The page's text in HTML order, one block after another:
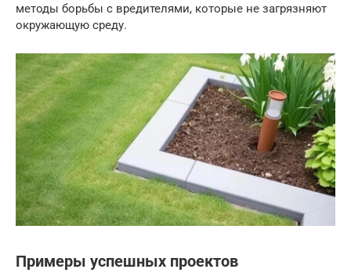
методы борьбы с вредителями, которые не загрязняют
окружающую среду.
Примеры успешных проектов